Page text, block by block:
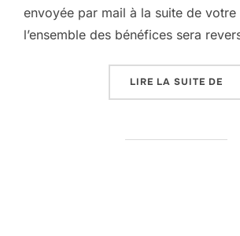
envoyée par mail à la suite de
l’ensemble des bénéfices sera
LIRE LA SUITE DE